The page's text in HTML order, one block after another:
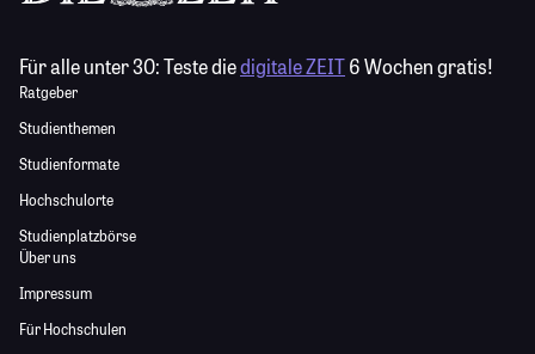
Für alle unter 30:Teste diedigitale ZEIT6 Wochen gratis!
Ratgeber
Studienthemen
Studienformate
Hochschulorte
Studienplatzbörse
Über uns
Impressum
Für Hochschulen